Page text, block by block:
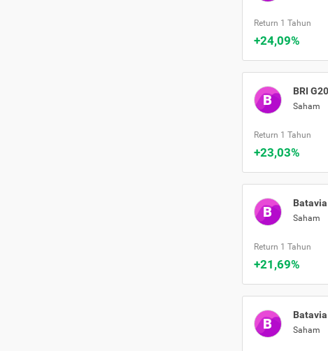
Return 1 Tahun
+24,09%
B
BRI
Saham
Return 1 Tahun
+23,03%
B Saham
Return 1 Tahun
+21,69%
B Saham